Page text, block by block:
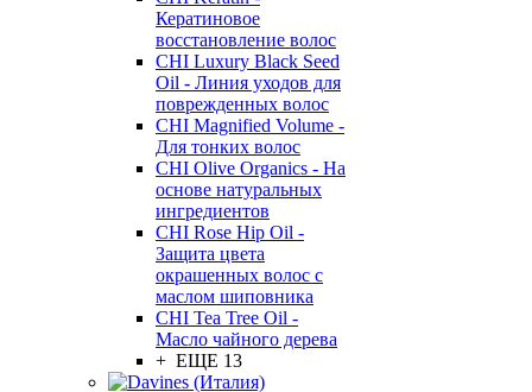
Кератиновое
восстановление волос
CHI Luxury Black Seed
Oil - Линия уходов для
поврежденных волос
CHI Magnified Volume -
Для тонких волос
CHI Olive Organics - На
основе натуральных
ингредиентов
CHI Rose Hip Oil -
Защита цвета
окрашенных волос с
маслом шиповника
CHI Tea Tree Oil -
Масло чайного дерева
+ ЕЩЕ 13